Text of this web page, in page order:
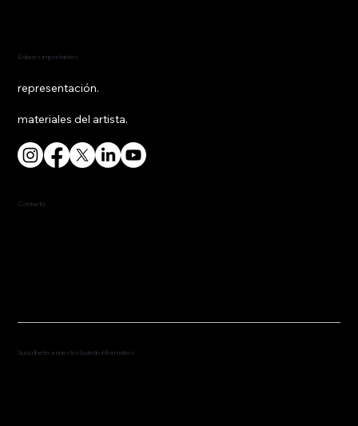
Enlaces importantes
representación.
materiales del artista.
Contacto
Suscríbete a nuestro boletín informativo